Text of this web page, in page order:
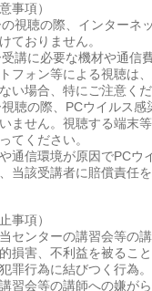
事項）
の視聴の際、インターネ
ておりません。
受講に必要な機材や通信
フォン等による視聴は
い場合、特にご注意くだ
視聴の際、PCウイルス感
ません。視聴する端末
てください。
通信環境が原因でPCウ
当該受講者に賠償責任
事項）
センターの講習会等の
損害、不利益を被ること
罪行為に結びつく行為。
習会等の講師への嫌が